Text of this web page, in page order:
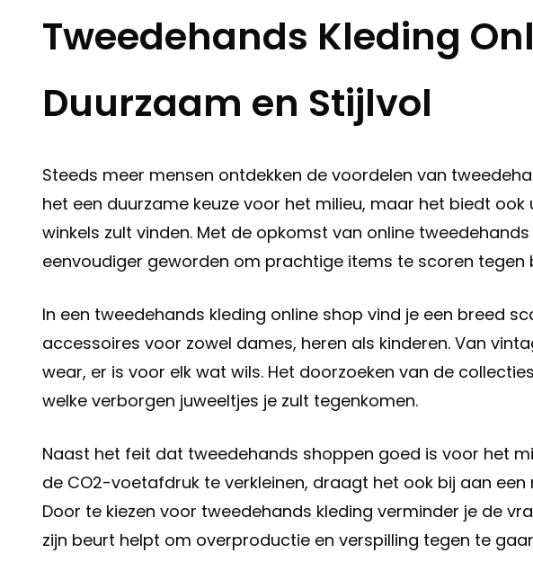
Tweedehands Kleding
Duurzaam en Stijlvol
Steeds meer mensen ontdekken de voordelen van
het een duurzame keuze voor het milieu, maar het biedt ook
winkels zult vinden. Met de opkomst van online
eenvoudiger geworden om prachtige items te scoren tegen
In een tweedehands kleding online shop vind je een breed
accessoires voor zowel dames, heren als kinderen. Van
wear, er is voor elk wat wils. Het doorzoeken van de
welke verborgen juweeltjes je zult tegenkomen.
Naast het feit dat tweedehands shoppen goed is voor het
de CO2-voetafdruk te verkleinen, draagt het ook bij aan
Door te kiezen voor tweedehands kleding verminder je de
zijn beurt helpt om overproductie en verspilling tegen te